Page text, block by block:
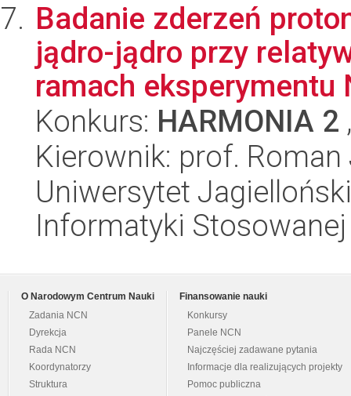
Badanie zderzeń
jądro-jądro przy
ramach eksperymentu
Konkurs: HARMONIA 2
Kierownik: prof. Roman
Uniwersytet
Informatyki Stosowanej
O Narodowym Centrum Nauki
Zadania NCN
Dyrekcja
Rada NCN
Koordynatorzy
Struktura
Finansowanie nauki
Konkursy
Panele NCN
Najczęściej zadawane pytania
Informacje dla realizujących projekty
Pomoc publiczna